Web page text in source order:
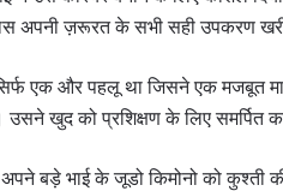
अपनी ज़रूरत के सभी सही उपकरण
एक और पहलू था जिसने एक मजबूत
खुद को प्रशिक्षण के लिए समर्पित
बड़े भाई के जूडो किमोनो को कुश्ती